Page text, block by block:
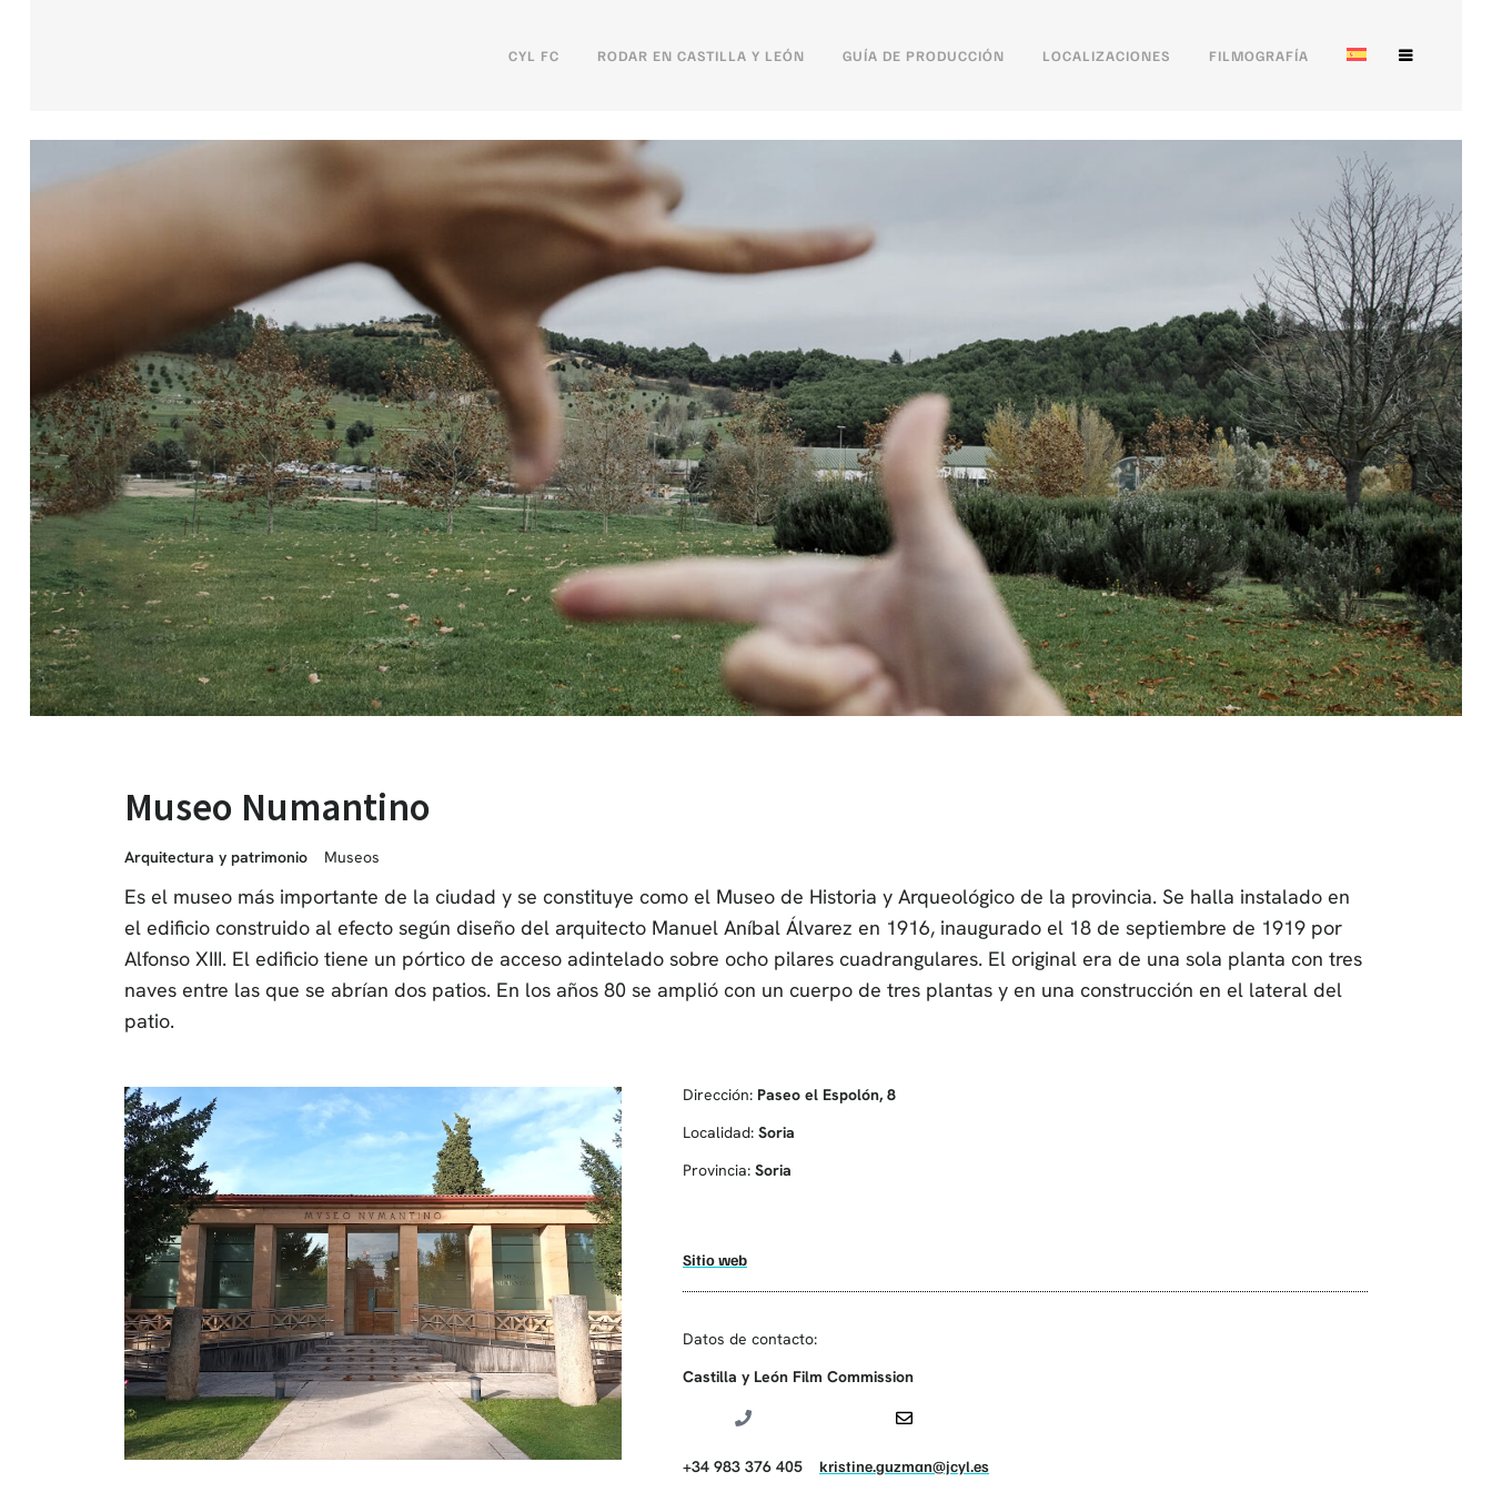
CYL FC RODAR EN CASTILLA Y LEÓN GUÍA DE PRODUCCIÓN LOCALIZACIONES FILMOGRAFÍA
Museo Numantino
Arquitectura y patrimonio Museos
Es el museo más importante de la ciudad y se constituye como el Museo de Historia y Arqueológico de la provincia. Se halla instalado en
el edificio construido al efecto según diseño del arquitecto Manuel Aníbal Álvarez en 1916, inaugurado el 18 de septiembre de 1919 por
Alfonso XIII. El edificio tiene un pórtico de acceso adintelado sobre ocho pilares cuadrangulares. El original era de una sola planta con tres
naves entre las que se abrían dos patios. En los años 80 se amplió con un cuerpo de tres plantas y en una construcción en el lateral del
patio.
Dirección: Paseo el Espolón, 8
Localidad: Soria
Provincia: Soria
Sitio web
Datos de contacto:
Castilla y León Film Commission
+34 983 376 405 kristine.guzman@jcyl.es